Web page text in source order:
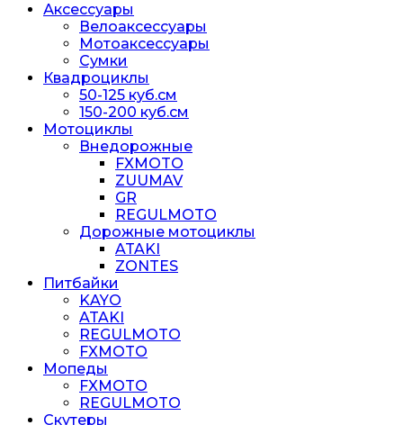
Аксессуары
Велоаксессуары
Мотоаксессуары
Сумки
Квадроциклы
50-125 куб.см
150-200 куб.см
Мотоциклы
Внедорожные
FXMOTO
ZUUMAV
GR
REGULMOTO
Дорожные мотоциклы
ATAKI
ZONTES
Питбайки
KAYO
ATAKI
REGULMOTO
FXMOTO
Мопеды
FXMOTO
REGULMOTO
Скутеры